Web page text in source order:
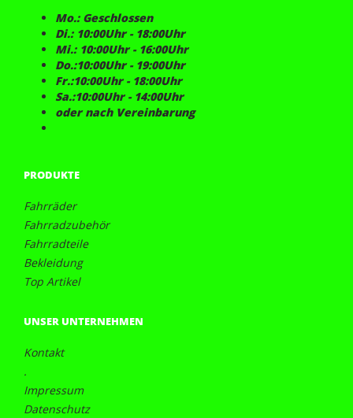
Mo.: Geschlossen
Di.: 10:00Uhr - 18:00Uhr
Mi.: 10:00Uhr - 16:00Uhr
Do.:10:00Uhr - 19:00Uhr
Fr.:10:00Uhr - 18:00Uhr
Sa.:10:00Uhr - 14:00Uhr
oder nach Vereinbarung
PRODUKTE
Fahrräder
Fahrradzubehör
Fahrradteile
Bekleidung
Top Artikel
UNSER UNTERNEHMEN
Kontakt
.
Impressum
Datenschutz